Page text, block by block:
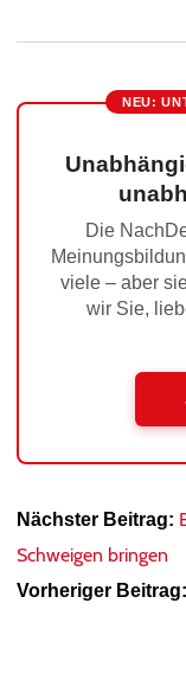
NEU:
Die
viele – aber
wir Sie,
Nächster Beitrag:
Schweigen bringen
Vorheriger Beitrag: